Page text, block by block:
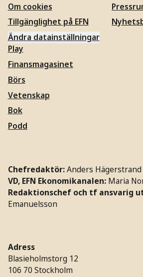
Om cookies
Tillgänglighet på EFN
Ändra datainställningar
Play
Finansmagasinet
Börs
Vetenskap
Bok
Podd
Chefredaktör:Anders Hägerstrand
VD, EFN Ekonomikanalen: Maria
Redaktionschef och tf ansvarig
Emanuelsson
Adress
Blasieholmstorg 12
106 70 Stockholm